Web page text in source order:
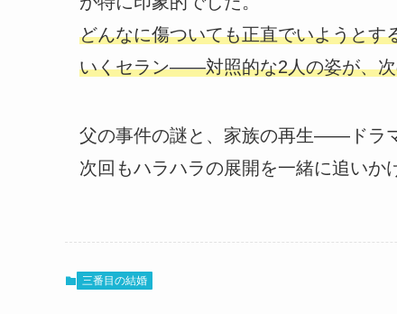
どんなに傷ついても正直でいようとす
いくセラン――対照的な2人の姿が、
父の事件の謎と、家族の再生――ドラ
次回もハラハラの展開を一緒に追いか
三番目の結婚